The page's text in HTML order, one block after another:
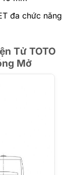
đa chức năng
Tử TOTO
Mở